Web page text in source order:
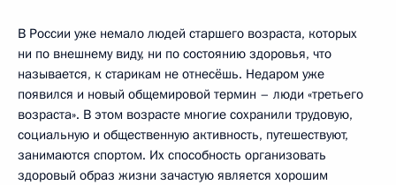
В России уже немало людей старшего возраста, которых
ни по внешнему виду, ни по состоянию здоровья, что
называется, к старикам не отнесёшь. Недаром уже
появился и новый общемировой термин – люди «третьего
возраста». В этом возрасте многие сохранили трудовую,
социальную и общественную активность, путешествуют,
занимаются спортом. Их способность организовать
здоровый образ жизни зачастую является хорошим